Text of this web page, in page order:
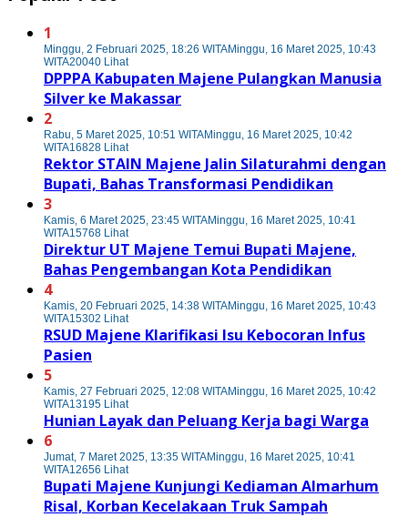
1
Minggu, 2 Februari 2025, 18:26 WITAMinggu, 16 Maret 2025, 10:43
WITA20040 Lihat
DPPPA Kabupaten Majene Pulangkan Manusia
Silver ke Makassar
2
Rabu, 5 Maret 2025, 10:51 WITAMinggu, 16 Maret 2025, 10:42
WITA16828 Lihat
Rektor STAIN Majene Jalin Silaturahmi dengan
Bupati, Bahas Transformasi Pendidikan
3
Kamis, 6 Maret 2025, 23:45 WITAMinggu, 16 Maret 2025, 10:41
WITA15768 Lihat
Direktur UT Majene Temui Bupati Majene,
Bahas Pengembangan Kota Pendidikan
4
Kamis, 20 Februari 2025, 14:38 WITAMinggu, 16 Maret 2025, 10:43
WITA15302 Lihat
RSUD Majene Klarifikasi Isu Kebocoran Infus
Pasien
5
Kamis, 27 Februari 2025, 12:08 WITAMinggu, 16 Maret 2025, 10:42
WITA13195 Lihat
Hunian Layak dan Peluang Kerja bagi Warga
6
Jumat, 7 Maret 2025, 13:35 WITAMinggu, 16 Maret 2025, 10:41
WITA12656 Lihat
Bupati Majene Kunjungi Kediaman Almarhum
Risal, Korban Kecelakaan Truk Sampah